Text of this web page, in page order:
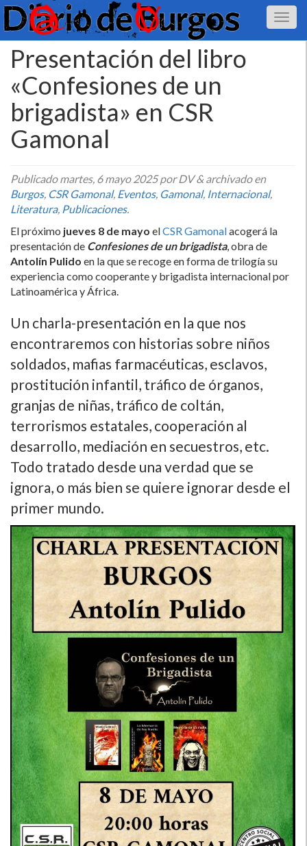
Presentación del libro
«Confesiones de un
brigadista» en CSR
Gamonal
Publicadomartes, 6 mayo 2025por DV&archivado en
Burgos, CSR Gamonal, Eventos, Gamonal, Internacional,
Literatura, Publicaciones.
El próximo jueves 8 de mayo elCSR Gamonalacogerá la
presentación de Confesiones de un brigadista, obra de
Antolín Pulido en la que se recoge en forma de trilogía su
experiencia como cooperante y brigadista internacional por
Latinoamérica y África.
Un charla-presentación en la que nos
encontraremos con historias sobre niños
soldados, mafias farmacéuticas, esclavos,
prostitución infantil, tráfico de órganos,
granjas de niñas, tráfico de coltán,
terrorismos estatales, cooperación al
desarrollo, mediación en secuestros, etc.
Todo tratado desde una verdad que se
ignora, o más bien se quiere ignorar desde el
primer mundo.